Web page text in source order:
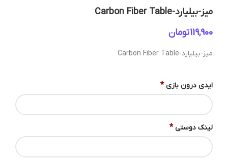
میز-بیلیارد-Carbon Fiber Table
تومان
میز-بیلیارد-Carbon Fiber Table
ایدی درون بازی *
لینک دوستی *